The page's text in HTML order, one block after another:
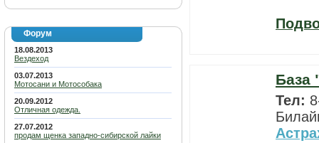
Форум
18.08.2013
Вездеход
03.07.2013
Мотосани и Мотособака
20.09.2012
Отличная одежда.
27.07.2012
продам щенка западно-сибирской лайки
База
Тел: